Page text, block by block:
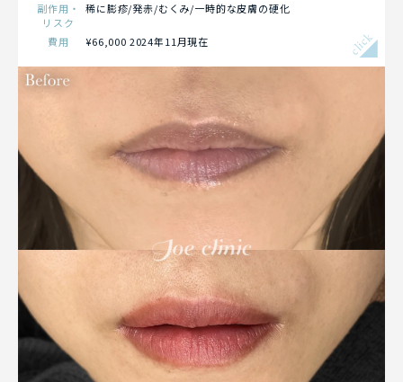
副作用・
リスク
稀に膨疹/発赤/むくみ/一時的な皮膚の硬化
費用 ¥66,000 2024年11月現在 click